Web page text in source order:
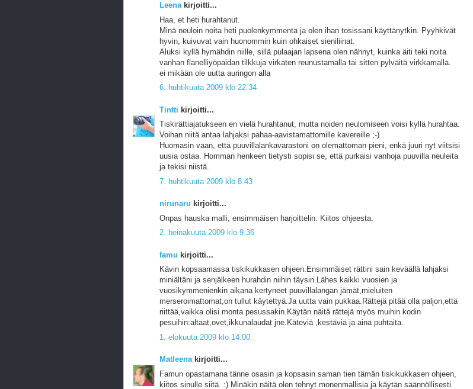
Leenakirjoitti...
Haa, et heti hurahtanut.
Minä neuloin noita heti puolenkymmentä ja olen ihan tosissani käyttänytkin. Pyyhkivät
hyvin, kuivuvat vain huonommin kuin ohkaiset sieniliinat.
Aluksi kyllä hymähdin niille, sillä pulaajan lapsena olen nähnyt, kuinka äiti teki noita
vanhan flanelliyöpaidan tilkkuja virkaten reunustamalla tai sitten pylväitä virkkamalla.
ei mikään ole uutta auringon alla
6. huhtikuuta 2009 klo 22.34
Tintti kirjoitti...
Tiskirättiajatukseen en vielä hurahtanut, mutta noiden neulomiseen voisi kyllä hurahtaa.
Voihan niitä antaa lahjaksi pahaa-aavistamattomille kavereille ;-)
Huomasin vaan, että puuvillalankavarastoni on olemattoman pieni, enkä juuri nyt viitsisi
uusia ostaa. Homman henkeen tietysti sopisi se, että purkaisi vanhoja puuvilla neuleita
ja tekisi niistä.
7. huhtikuuta 2009 klo 8.43
nirunaru kirjoitti...
Onpas hauska malli, ensimmäisen harjoittelin. Kiitos ohjeesta.
2. heinäkuuta 2009 klo 9.36
famu kirjoitti...
Kävin kopsaamassa tiskikukkasen ohjeen.Ensimmäiset rättini sain keväällä lahjaksi
miniältäni ja senjälkeen hurahdin niihin täysin.Lähes kaikki vuosien ja
vuosikymmenienkin aikana kertyneet puuvillalangan jämät,mieluiten
merseroimattomat,on tullut käytettyä.Ja uutta vain pukkaa.Rättejä pitää olla paljon,että
riittää,vaikka olisi monta pesussakin.Käytän näitä rättejä myös muihin kodin
pesuihin:altaat,ovet,ikkunalaudat jne.Käteviä ,kestäviä ja aina puhtaita.
1. elokuuta 2009 klo 14.00
Matleenakirjoitti...
Famun opastamana tänne osasin ja kopsasin saman tien tämän tiskikukkasen ohjeen,
kiitos sinulle siitä. :) Minäkin näitä olen tehnyt monenmallisia ja käytän säännöllisesti